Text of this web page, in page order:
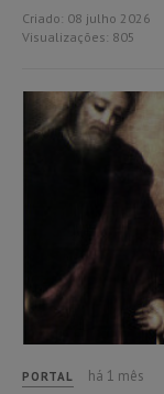
Criado: 08 julho 2026
Visualizações: 805
PORTAL há 1 mês